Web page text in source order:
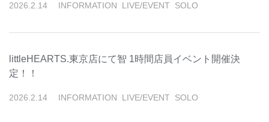
2026 2 14 INFORMATION LIVE/EVENT SOLO
littleHEARTS.東京店にて智 1時間店員イベント開催決
定！！
2026 2 14 INFORMATION LIVE/EVENT SOLO